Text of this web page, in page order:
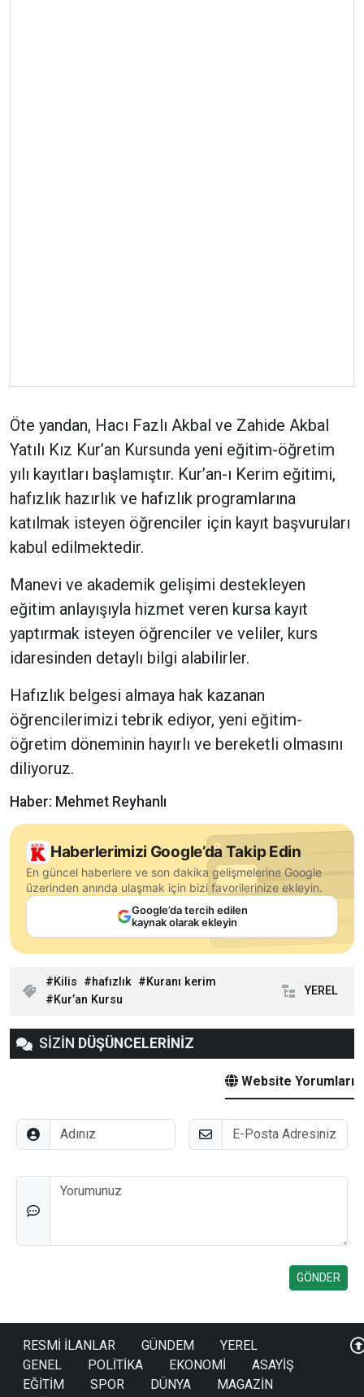
Öte yandan, Hacı Fazlı Akbal ve Zahide Akbal
Yatılı Kız Kur’an Kursunda yeni eğitim-öğretim
yılı kayıtları başlamıştır. Kur’an-ı Kerim eğitimi,
hafızlık hazırlık ve hafızlık programlarına
katılmak isteyen öğrenciler için kayıt başvuruları
kabul edilmektedir.
Manevi ve akademik gelişimi destekleyen
eğitim anlayışıyla hizmet veren kursa kayıt
yaptırmak isteyen öğrenciler ve veliler, kurs
idaresinden detaylı bilgi alabilirler.
Hafızlık belgesi almaya hak kazanan
öğrencilerimizi tebrik ediyor, yeni eğitim-
öğretim döneminin hayırlı ve bereketli olmasını
diliyoruz.
Haber: Mehmet Reyhanlı
Haberlerimizi Google’da Takip Edin
En güncel haberlere ve son dakika gelişmelerine Google
üzerinden anında ulaşmak için bizi favorilerinize ekleyin.
Google’da tercih edilen
kaynak olarak ekleyin
Kilis hafızlık
Kuranı kerim
Kur’an Kursu
YEREL
SİZİN DÜŞÜNCELERİNİZ
Website Yorumları
Adınız E-Posta
Düşünceleriniz
RESMİ İLANLAR GÜNDEM
YEREL
GENEL
POLİTİKA EKONOMİ
ASAYİŞ
EĞİTİM
SPOR DÜNYA
MAGAZİN